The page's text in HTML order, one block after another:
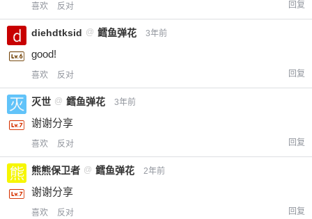
喜欢 反对 回复
diehdtksid @ 鳕鱼弹花 3年前
good!
喜欢 反对 回复
灭世 @ 鳕鱼弹花 3年前
谢谢分享
喜欢 反对 回复
熊熊保卫者 @ 鳕鱼弹花 2年前
谢谢分享
喜欢 反对 回复